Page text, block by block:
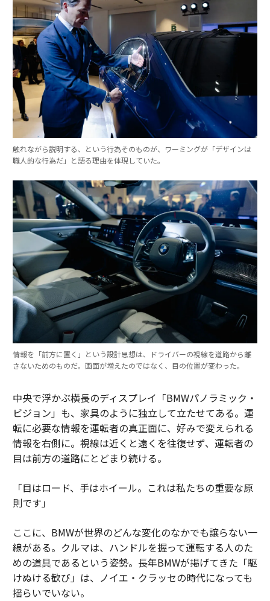
触れながら説明する、という行為そのものが、ワーミングが「デザインは
職人的な行為だ」と語る理由を体現していた。
情報を「前方に置く」という設計思想は、ドライバーの視線を道路から離
さないためのものだ。画面が増えたのではなく、目の位置が変わった。
中央で浮かぶ横長のディスプレイ「BMWパノラミック・
ビジョン」も、家具のように独立して立たせてある。運
転に必要な情報を運転者の真正面に、好みで変えられる
情報を右側に。視線は近くと遠くを往復せず、運転者の
目は前方の道路にとどまり続ける。
「目はロード、手はホイール。これは私たちの重要な原
則です」
ここに、BMWが世界のどんな変化のなかでも譲らない一
線がある。クルマは、ハンドルを握って運転する人のた
めの道具であるという姿勢。長年BMWが掲げてきた「駆
けぬける歓び」は、ノイエ・クラッセの時代になっても
揺らいでいない。